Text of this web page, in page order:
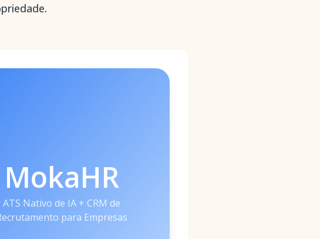
MokaHR
ATS Nativo de IA + CRM de
para Empresas